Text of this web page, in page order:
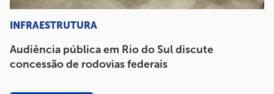
INFRAESTRUTURA
Audiência pública em Rio do Sul discute
concessão de rodovias federais